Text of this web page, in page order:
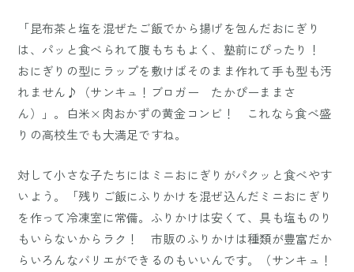
「昆布茶と塩を混ぜたご飯でから揚げを包んだおにぎり
は、パッと食べられて腹もちもよく、塾前にぴったり！
おにぎりの型にラップを敷けばそのまま作れて手も型も汚
れません♪（サンキュ！ブロガー たかぴーままさ
ん）」。白米×肉おかずの黄金コンビ！ これなら食べ盛
りの高校生でも大満足ですね。
対して小さな子たちにはミニおにぎりがパクッと食べやす
いよう。「残りご飯にふりかけを混ぜ込んだミニおにぎり
を作って冷凍室に常備。ふりかけは安くて、具も塩ものり
もいらないからラク！ 市販のふりかけは種類が豊富だか
らいろんなバリエができるのもいいんです。（サンキュ！